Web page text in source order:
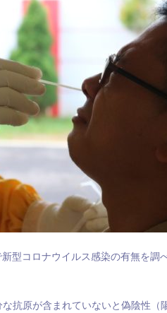
型コロナウイルス感染の有無を
抗原が含まれていないと偽陰性